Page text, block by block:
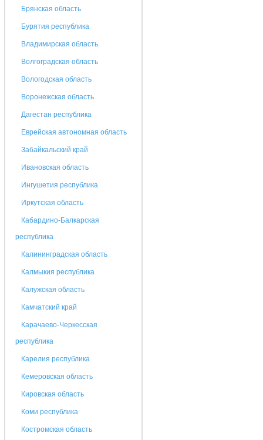
Брянская область
Бурятия республика
Владимирская область
Волгоградская область
Вологодская область
Воронежская область
Дагестан республика
Еврейская автономная область
Забайкальский край
Ивановская область
Ингушетия республика
Иркутская область
Кабардино-Балкарская
республика
Калининградская область
Калмыкия республика
Калужская область
Камчатский край
Карачаево-Черкесская
республика
Карелия республика
Кемеровская область
Кировская область
Коми республика
Костромская область